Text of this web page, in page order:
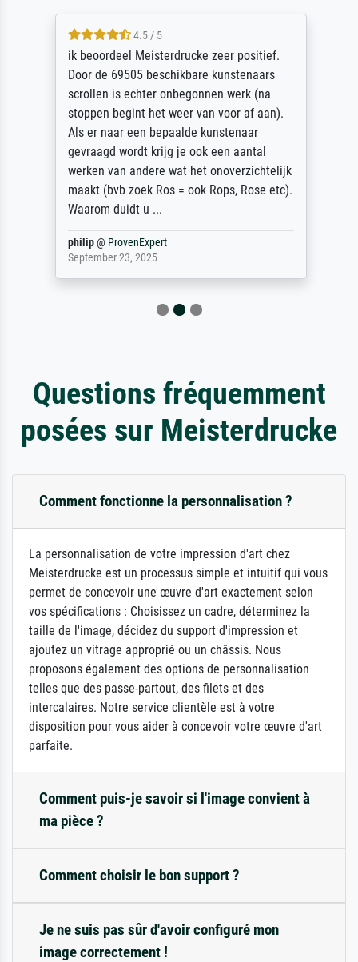
4.5 / 5
ik beoordeel Meisterdrucke zeer positief.
Door de 69505 beschikbare kunstenaars
scrollen is echter onbegonnen werk (na
stoppen begint het weer van voor af aan).
Als er naar een bepaalde kunstenaar
gevraagd wordt krijg je ook een aantal
werken van andere wat het onoverzichtelijk
maakt (bvb zoek Ros = ook Rops, Rose etc).
Waarom duidt u ...
philip@ ProvenExpert
September 23, 2025
Questions fréquemment
posées sur Meisterdrucke
Comment fonctionne la personnalisation ?
La personnalisation de votre impression d'art chez
Meisterdrucke est un processus simple et intuitif qui vous
permet de concevoir une œuvre d'art exactement selon
vos spécifications : Choisissez un cadre, déterminez la
taille de l'image, décidez du support d'impression et
ajoutez un vitrage approprié ou un châssis. Nous
proposons également des options de personnalisation
telles que des passe-partout, des filets et des
intercalaires. Notre service clientèle est à votre
disposition pour vous aider à concevoir votre œuvre d'art
parfaite.
Comment puis-je savoir si l'image convient à
ma pièce ?
Comment choisir le bon support ?
Je ne suis pas sûr d'avoir configuré mon
image correctement !